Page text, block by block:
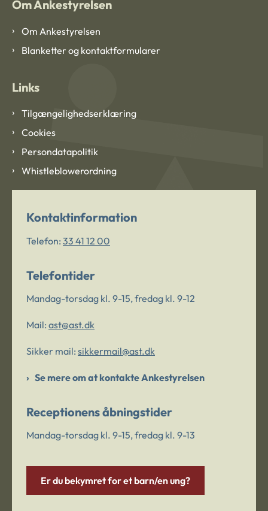
Om Ankestyrelsen
Om Ankestyrelsen
Blanketter og kontaktformularer
Links
Tilgængelighedserklæring
Cookies
Persondatapolitik
Whistleblowerordning
Kontaktinformation
Telefon: 33 41 12 00
Telefontider
Mandag-torsdag kl. 9-15, fredag kl. 9-12
Mail: ast@ast.dk
Sikker mail: sikkermail@ast.dk
Se mere om at kontakte Ankestyrelsen
Receptionens åbningstider
Mandag-torsdag kl. 9-15, fredag kl. 9-13
Er du bekymret for et barn/en ung?